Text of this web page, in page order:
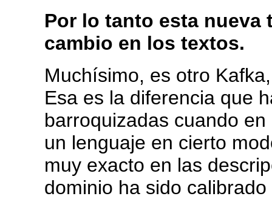
Por lo tanto esta
cambio en los textos.
Muchísimo, es otro
Esa es la diferencia que
barroquizadas cuando
un lenguaje en cierto
muy exacto en las
dominio ha sido